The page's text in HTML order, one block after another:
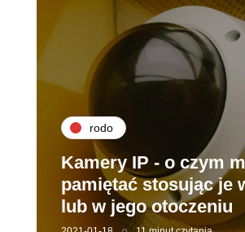
rodo
Kamery IP - o czym
pamiętać stosując je
lub w jego otoczeniu